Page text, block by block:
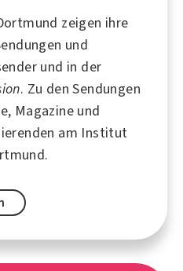
zeigen ihre
und
und in der
. Zu den Sendungen
Magazine und
am Institut
.